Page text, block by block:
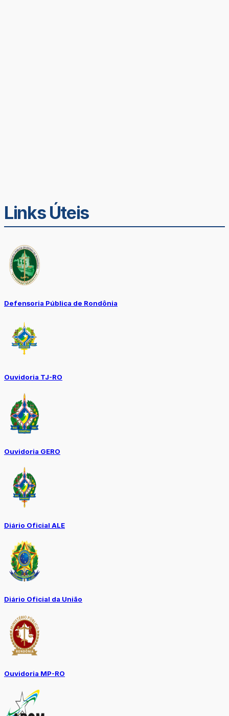
Links Úteis
Defensoria Pública de Rondônia
Ouvidoria TJ-RO
Ouvidoria GERO
Diário Oficial ALE
Diário Oficial da União
Ouvidoria MP-RO